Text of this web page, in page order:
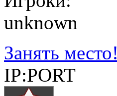
unknown
Занять место!
IP:PORT